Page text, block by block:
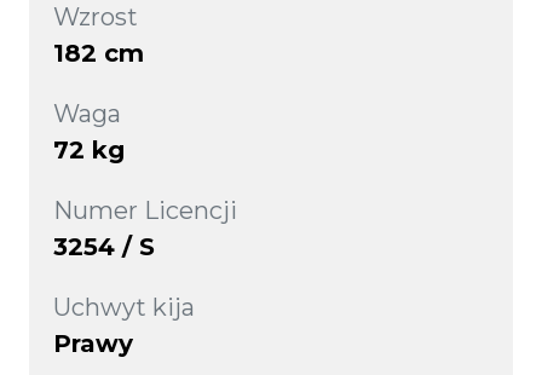
Wzrost
182 cm
Waga
72 kg
Numer Licencji
3254 / S
Uchwyt kija
Prawy